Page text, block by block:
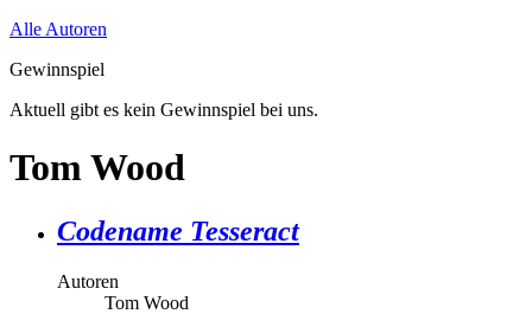
Alle Autoren
Gewinnspiel
Aktuell gibt es kein Gewinnspiel bei uns.
Tom Wood
Codename Tesseract
Autoren
Tom Wood